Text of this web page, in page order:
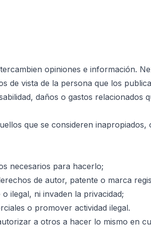
opiniones e información.
de vista de la persona que los
daños o gastos relacionados
que se consideren
necesarios para hacerlo;
de autor, patente o marca
ilegal, ni invaden la privacidad;
o promover actividad ilegal.
a otros a hacer lo mismo en